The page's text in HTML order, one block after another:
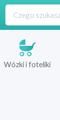
Wózki i foteliki